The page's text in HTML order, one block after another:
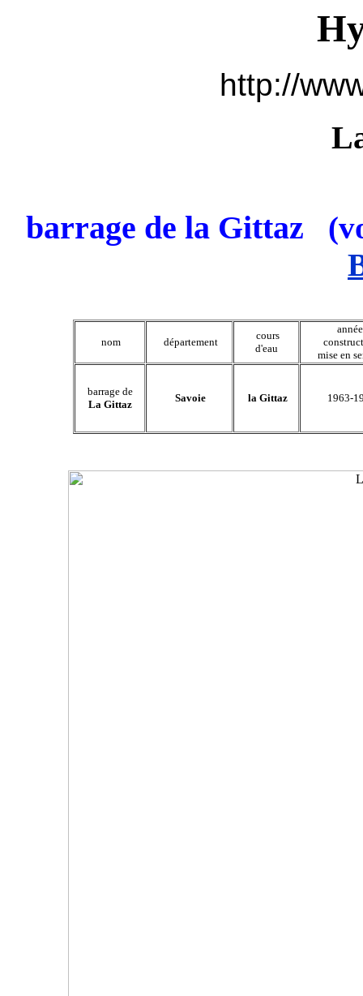
http://
barrage de la Gittaz
nom département
cours
d'eau
mise en
barrage de
La Gittaz
Savoie la Gittaz 1963-